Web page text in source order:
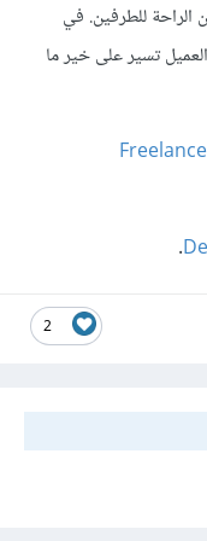
الراحة للطرفين. في
تسير على خير ما
.
2